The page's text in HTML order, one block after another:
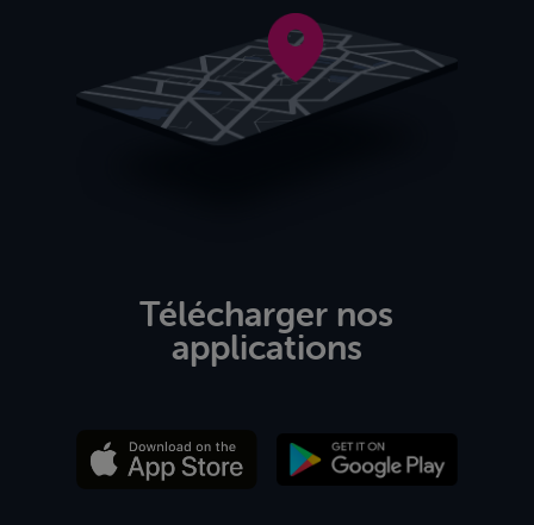
Télécharger nos
applications